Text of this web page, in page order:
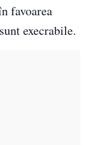
favoarea
execrabile.